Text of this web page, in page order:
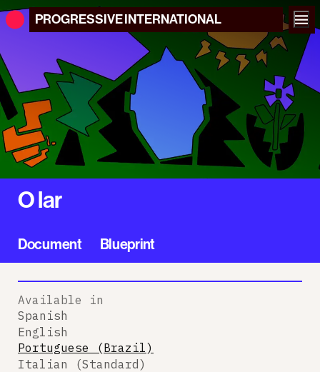
PROGRESSIVEINTERNATIONAL
O lar
Document Blueprint
Available in
Spanish
English
Portuguese (Brazil)
Italian (Standard)